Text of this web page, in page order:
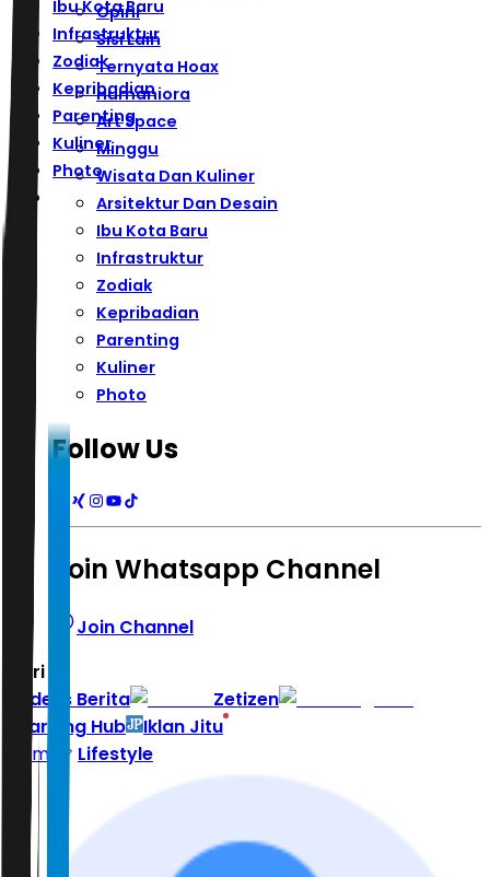
Ibu Kota Baru
Infrastruktur
Zodiak
Kepribadian
Parenting
Kuliner
Photo
Opini
Sisi Lain
Ternyata Hoax
Humaniora
Art Space
Minggu
Wisata Dan Kuliner
Arsitektur Dan Desain
Ibu Kota Baru
Infrastruktur
Zodiak
Kepribadian
Parenting
Kuliner
Photo
Follow Us
Join Whatsapp Channel
Join Channel
Hari ini
Indeks Berita
Zetizen
Learning Hub
Iklan Jitu
Home
Lifestyle